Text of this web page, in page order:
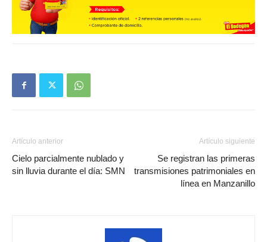
Artículo anterior
Cielo parcialmente nublado y
sin lluvia durante el día: SMN
Artículo siguiente
Se registran las primeras
transmisiones patrimoniales en
línea en Manzanillo